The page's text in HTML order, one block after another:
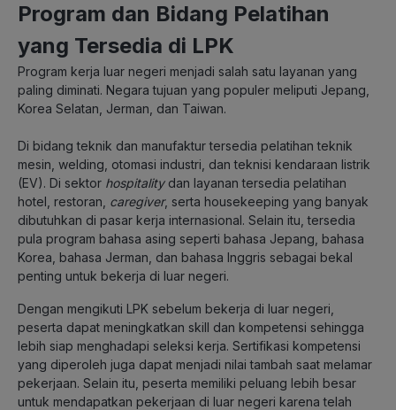
Program dan Bidang Pelatihan
yang Tersedia di LPK
Program kerja luar negeri menjadi salah satu layanan yang
paling diminati. Negara tujuan yang populer meliputi Jepang,
Korea Selatan, Jerman, dan Taiwan.
Di bidang teknik dan manufaktur tersedia pelatihan teknik
mesin, welding, otomasi industri, dan teknisi kendaraan listrik
(EV). Di sektor hospitalitydan layanan tersedia pelatihan
hotel, restoran, caregiver, serta housekeeping yang banyak
dibutuhkan di pasar kerja internasional. Selain itu, tersedia
pula program bahasa asing seperti bahasa Jepang, bahasa
Korea, bahasa Jerman, dan bahasa Inggris sebagai bekal
penting untuk bekerja di luar negeri.
Dengan mengikuti LPK sebelum bekerja di luar negeri,
peserta dapat meningkatkan skill dan kompetensi sehingga
lebih siap menghadapi seleksi kerja. Sertifikasi kompetensi
yang diperoleh juga dapat menjadi nilai tambah saat melamar
pekerjaan. Selain itu, peserta memiliki peluang lebih besar
untuk mendapatkan pekerjaan di luar negeri karena telah